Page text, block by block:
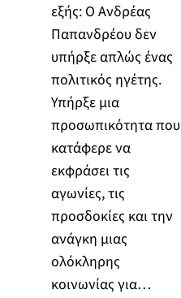
εξής: Ο Ανδρέας
Παπανδρέου δεν
υπήρξε απλώς ένας
πολιτικός ηγέτης.
Υπήρξε μια
προσωπικότητα που
κατάφερε να
εκφράσει τις
αγωνίες, τις
προσδοκίες και την
ανάγκη μιας
ολόκληρης
κοινωνίας για…